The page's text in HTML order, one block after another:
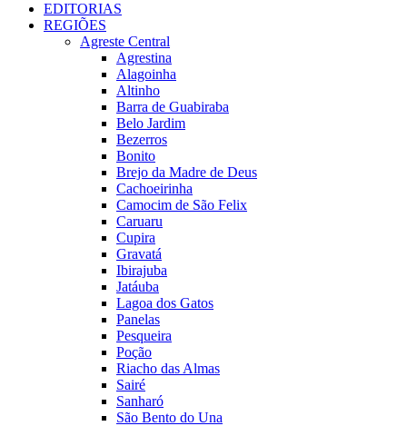
EDITORIAS
REGIÕES
Agreste Central
Agrestina
Alagoinha
Altinho
Barra de Guabiraba
Belo Jardim
Bezerros
Bonito
Brejo da Madre de Deus
Cachoeirinha
Camocim de São Felix
Caruaru
Cupira
Gravatá
Ibirajuba
Jatáuba
Lagoa dos Gatos
Panelas
Pesqueira
Poção
Riacho das Almas
Sairé
Sanharó
São Bento do Una